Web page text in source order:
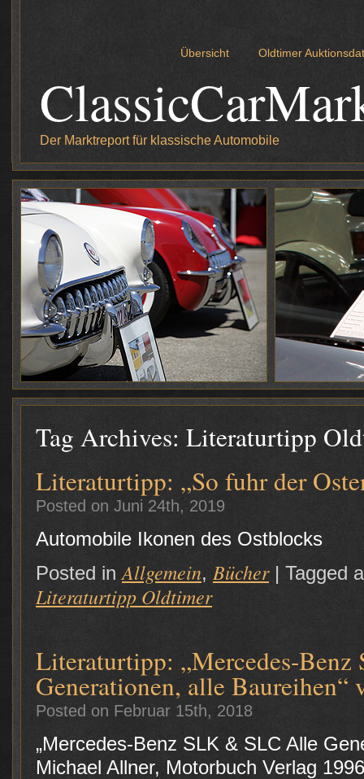
Übersicht Oldtimer
Der Marktreport für klassische Automobile
Tag Archives: Literaturtipp
Literaturtipp: „So fuhr der
Posted on Juni 24th, 2019
Automobile Ikonen des Ostblocks
Posted in Allgemein, Bücher | Tagged
Literaturtipp Oldtimer
Literaturtipp: „Mercedes-
Generationen, alle
Posted on Februar 15th, 2018
„Mercedes-Benz SLK & SLC Alle
Michael Allner, Motorbuch Verlag